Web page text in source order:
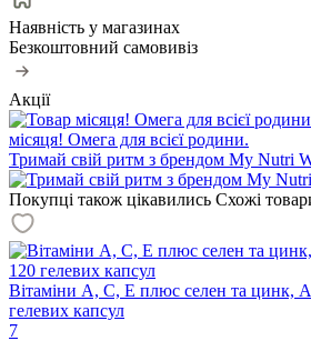
Наявність у магазинах
Безкоштовний самовивіз
Акції
місяця! Омега для всієї родини.
Тримай свій ритм з брендом My Nutri
Покупці також цікавились Схожі
Вітаміни А, С, Е плюс селен та цинк,
гелевих капсул
7